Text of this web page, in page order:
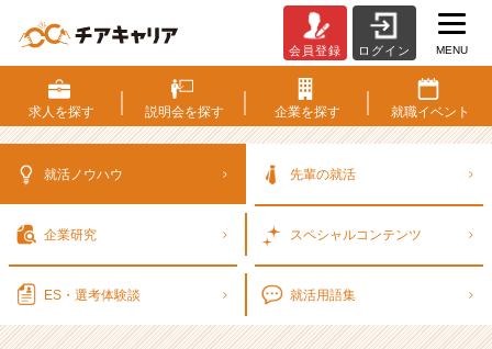
考
対
策・
ウ
会員登録 ログイン MENU
求人を探す 説明会を探す 企業を探す 就職イベント
就活ノウハウ 先輩の就活
企業研究 スペシャルコンテンツ
ES・選考体験談 就活用語集